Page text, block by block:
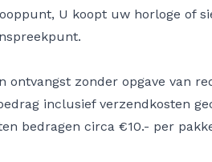
U koopt uw horloge of
zonder opgave van
inclusief verzendkosten
bedragen circa €10.- per